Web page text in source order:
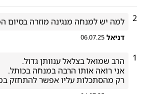
2 למה יש למנחה מנגינה מוזרה בסיום
דניאל 06.07.25
1
רק מהסתכלות עליו אפשר להתחזק